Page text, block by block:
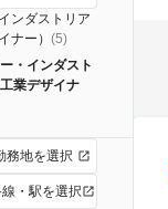
ンダストリア
ナー） (5)
・インダスト
業デザイナ
務地を選択
・駅を選択